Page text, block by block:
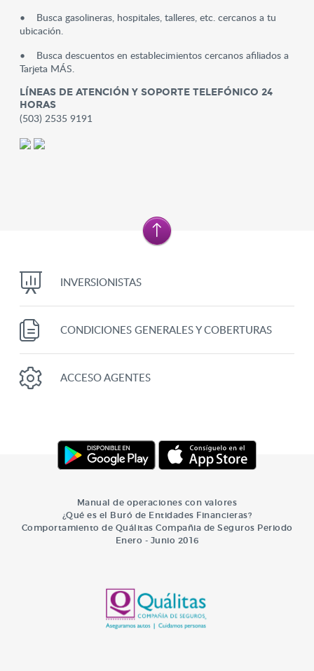
• Busca gasolineras, hospitales, talleres, etc. cercanos a tu
ubicación.
• Busca descuentos en establecimientos cercanos afiliados a
Tarjeta MÁS.
LÍNEAS DE ATENCIÓN Y SOPORTE TELEFÓNICO 24
HORAS
(503) 2535 9191
INVERSIONISTAS
CONDICIONES GENERALES Y COBERTURAS
ACCESO AGENTES
Manual de operaciones con valores
¿Qué es el Buró de Entidades Financieras?
Comportamiento de Quálitas Compañia de Seguros Periodo
Enero - Junio 2016